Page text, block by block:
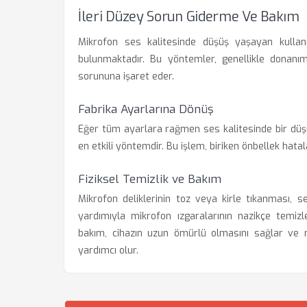
İleri Düzey Sorun Giderme Ve Bakım
Mikrofon ses kalitesinde düşüş yaşayan
bulunmaktadır. Bu yöntemler, genellikle
sorununa işaret eder.
Fabrika Ayarlarına Dönüş
Eğer tüm ayarlara rağmen ses kalitesinde bir
en etkili yöntemdir. Bu işlem, biriken önbellek
Fiziksel Temizlik ve Bakım
Mikrofon deliklerinin toz veya kirle tıkanması,
yardımıyla mikrofon ızgaralarının nazikçe
bakım, cihazın uzun ömürlü olmasını sağlar
yardımcı olur.